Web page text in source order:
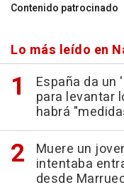
Contenido patrocinado
Lo más leído en
España da
para levantar
habrá
Muere un
intentaba
desde